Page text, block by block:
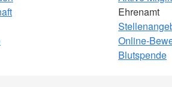
Ehrenamt
Online-
Blutspende